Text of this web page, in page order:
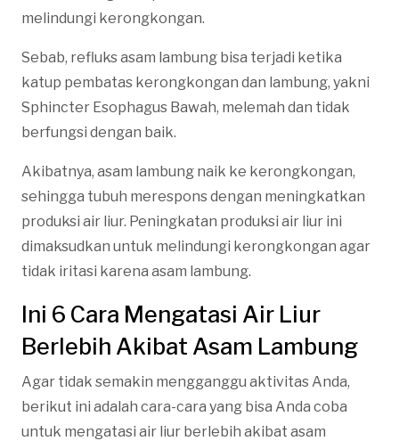
melindungi kerongkongan.
Sebab, refluks asam lambung bisa terjadi ketika
katup pembatas kerongkongan dan lambung, yakni
Sphincter Esophagus Bawah, melemah dan tidak
berfungsi dengan baik.
Akibatnya, asam lambung naik ke kerongkongan,
sehingga tubuh merespons dengan meningkatkan
produksi air liur. Peningkatan produksi air liur ini
dimaksudkan untuk melindungi kerongkongan agar
tidak iritasi karena asam lambung.
Ini 6 Cara Mengatasi Air Liur
Berlebih Akibat Asam Lambung
Agar tidak semakin mengganggu aktivitas Anda,
berikut ini adalah cara-cara yang bisa Anda coba
untuk mengatasi air liur berlebih akibat asam